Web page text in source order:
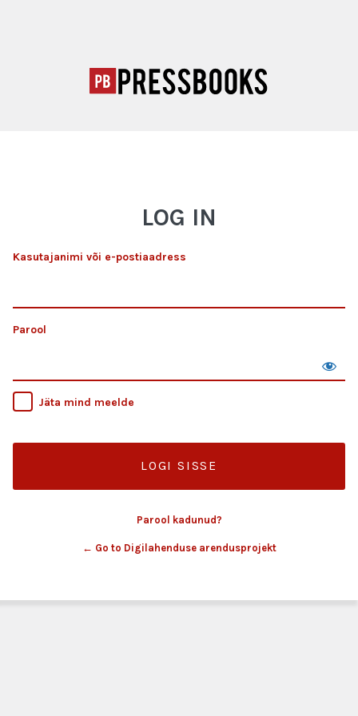
LOG IN
Kasutajanimi või e-postiaadress
Parool
Jäta mind meelde
Parool kadunud?
← Go to Digilahenduse arendusprojekt